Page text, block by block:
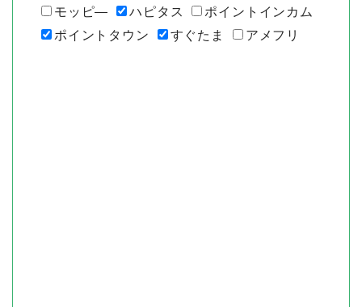
モッピ― ハピタス
ポイントインカム
ポイントタウン
すぐたま アメフリ